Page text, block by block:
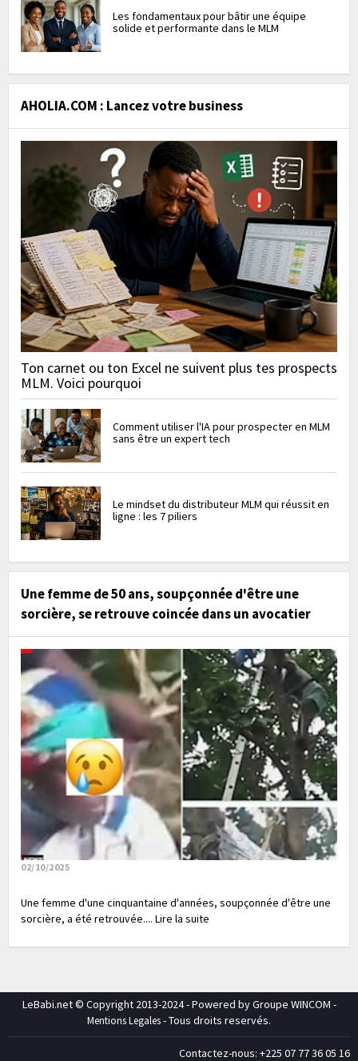
Les fondamentaux pour bâtir une équipe
solide et performante dans le MLM
AHOLIA.COM : Lancez votre business
Ton carnet ou ton Excel ne suivent plus tes prospects
MLM. Voici pourquoi
Comment utiliser l'IA pour prospecter en MLM
sans être un expert tech
Le mindset du distributeur MLM qui réussit en
ligne : les 7 piliers
Une femme de 50 ans, soupçonnée d'être une
sorcière, se retrouve coincée dans un avocatier
02/10/2025
Une femme d'une cinquantaine d'années, soupçonnée d'être une
sorcière, a été retrouvée.... Lire la suite
LeBabi.net © Copyright 2013-2024 - Powered by Groupe WINCOM -
Mentions Legales- Tous droits reservés.
Contactez-nous: +225 07 77 36 05 16